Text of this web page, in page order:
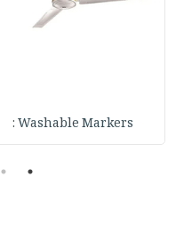
Washable Markers :
1
2